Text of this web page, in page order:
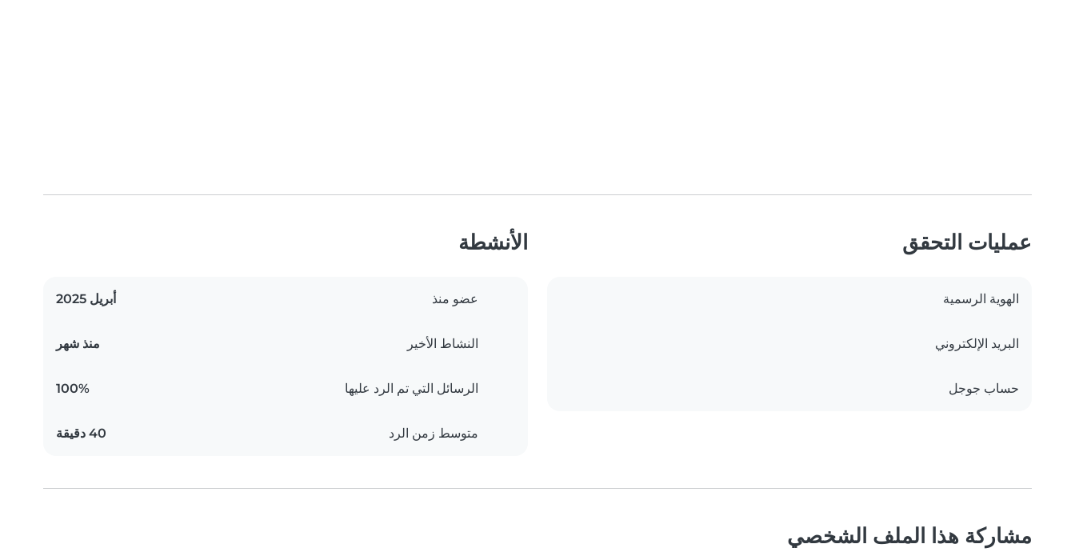
عمليات التحقق
الهوية الرسمية
البريد الإلكتروني
حساب جوجل
الأنشطة
عضو منذ أبريل 2025
النشاط الأخير منذ شهر
الرسائل التي تم الرد عليها 100%
متوسط زمن الرد 40 دقيقة
مشاركة هذا الملف الشخصي